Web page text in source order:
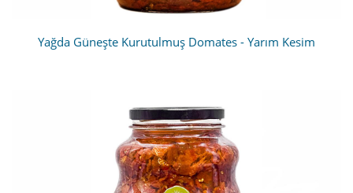
Yağda Güneşte Kurutulmuş Domates - Yarım Kesim